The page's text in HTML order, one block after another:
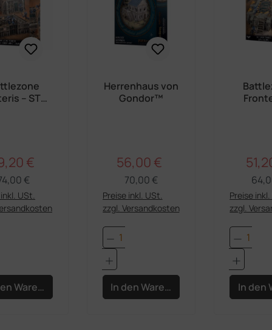
– STK-
€
€
USt.
Anzahl: Gib den gewünschten
Warenkorb
Herrenhaus von
Gondor™
Verkaufspreis:
56,00 €
70,00 €
Preise inkl. USt.
zzgl. Versandkosten
Produkt Anzahl: Gib
In den Warenkorb
Preise
zzgl.
In den